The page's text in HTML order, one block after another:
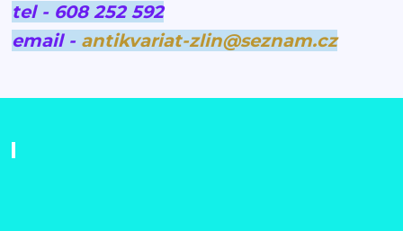
tel - 608 252 592
email - antikvariat-zlin@seznam.cz